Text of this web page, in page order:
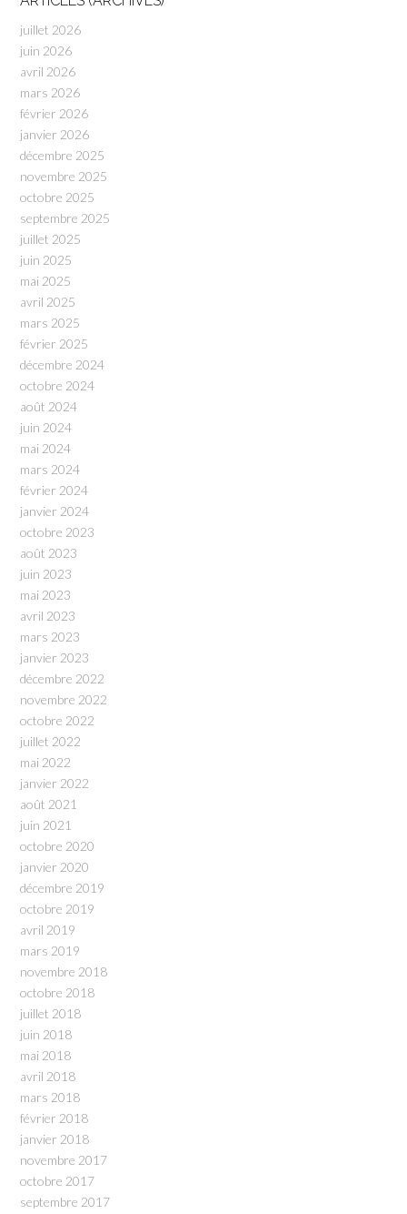
juillet 2026
juin 2026
avril 2026
mars 2026
février 2026
janvier 2026
décembre 2025
novembre 2025
octobre 2025
septembre 2025
juillet 2025
juin 2025
mai 2025
avril 2025
mars 2025
février 2025
décembre 2024
octobre 2024
août 2024
juin 2024
mai 2024
mars 2024
février 2024
janvier 2024
octobre 2023
août 2023
juin 2023
mai 2023
avril 2023
mars 2023
janvier 2023
décembre 2022
novembre 2022
octobre 2022
juillet 2022
mai 2022
janvier 2022
août 2021
juin 2021
octobre 2020
janvier 2020
décembre 2019
octobre 2019
avril 2019
mars 2019
novembre 2018
octobre 2018
juillet 2018
juin 2018
mai 2018
avril 2018
mars 2018
février 2018
janvier 2018
novembre 2017
octobre 2017
septembre 2017